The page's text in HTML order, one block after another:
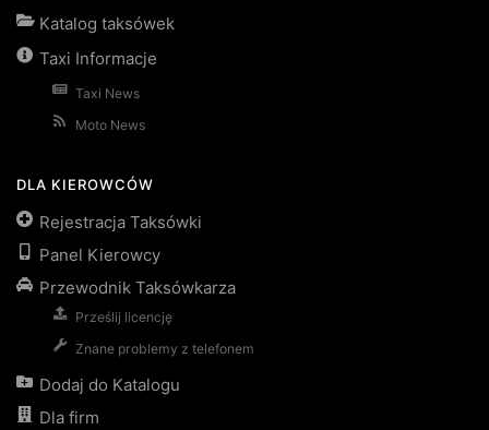
Katalog taksówek
Taxi Informacje
Taxi News
Moto News
DLA KIEROWCÓW
Rejestracja Taksówki
Panel Kierowcy
Przewodnik Taksówkarza
Prześlij licencję
Znane problemy z telefonem
Dodaj do Katalogu
Dla firm